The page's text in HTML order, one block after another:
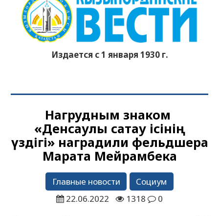
Издается с 1 января 1930 г.
Нагрудным знаком
«Денсаулық сақтау ісінің
үздігі» наградили фельдшера
Марата Мейрамбека
Главные новости
Социум
22.06.2022
1318 0